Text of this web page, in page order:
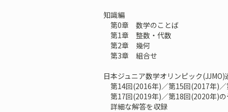
知識編
第0章 数学のことば
第1章 整数・代数
第2章 幾何
第3章 組合せ
日本ジュニア数学オリンピック(JJMO)
第14回(2016年)／第15回(2017年)
第17回(2019年)／第18回(2020年)
詳細な解答を収録